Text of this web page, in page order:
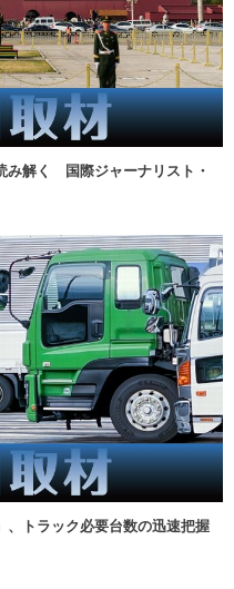
み解く 国際ジャーナリスト・
、トラック必要台数の迅速把握